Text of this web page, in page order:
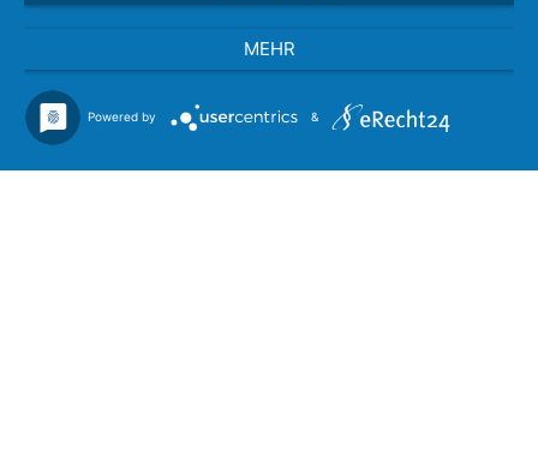
MEHR
Powered by &